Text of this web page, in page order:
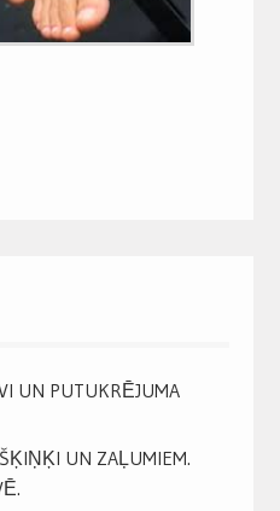
UN PUTUKRĒJUMA
UN ZAĻUMIEM.